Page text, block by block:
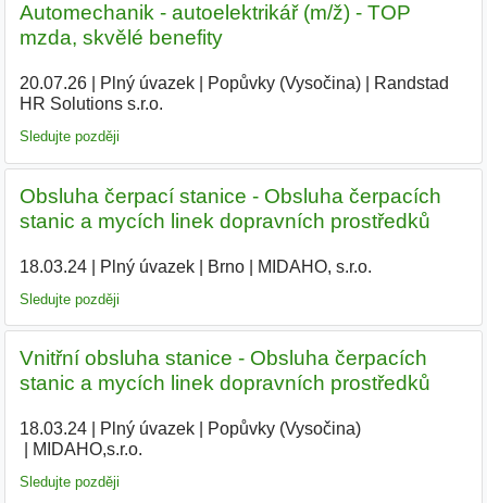
Automechanik - autoelektrikář (m/ž) - TOP
mzda, skvělé benefity
20.07.26| Plný úvazek| Popůvky (Vysočina)|
Randstad
HR Solutions s.r.o.
Sledujte později
Obsluha čerpací stanice - Obsluha čerpacích
stanic a mycích linek dopravních prostředků
18.03.24| Plný úvazek| Brno| MIDAHO, s.r.o.
Sledujte později
Vnitřní obsluha stanice - Obsluha čerpacích
stanic a mycích linek dopravních prostředků
18.03.24| Plný úvazek| Popůvky (Vysočina)|
MIDAHO,s.r.o.
Sledujte později